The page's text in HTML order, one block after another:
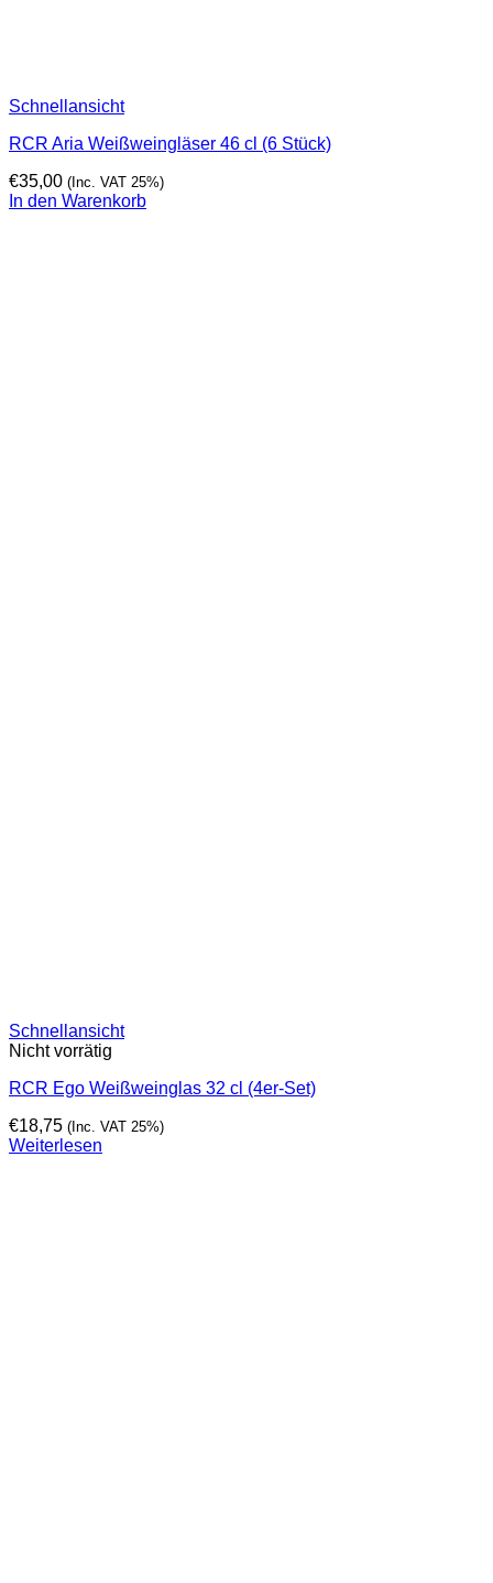
Schnellansicht
RCR Aria Weißweingläser 46 cl (6 Stück)
€35,00 (Inc. VAT 25%)
In den Warenkorb
Schnellansicht
Nicht vorrätig
RCR Ego Weißweinglas 32 cl (4er-Set)
€18,75 (Inc. VAT 25%)
Weiterlesen